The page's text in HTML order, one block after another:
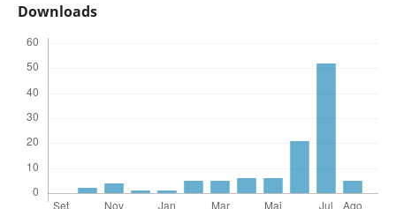
Downloads